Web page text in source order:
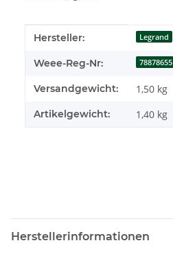
Produkteigenschaft
Wert
Hersteller: Legrand
Weee-Reg-Nr: 78878655
Versandgewicht: 1,50 kg
Artikelgewicht: 1,40 kg
Herstellerinformationen